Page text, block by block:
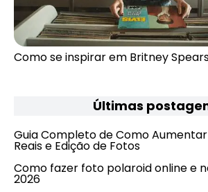
Como se inspirar em Britney
Últimas
Guia Completo de Como
Reais e Edição de Fotos
Como fazer foto polaroid online e
2026